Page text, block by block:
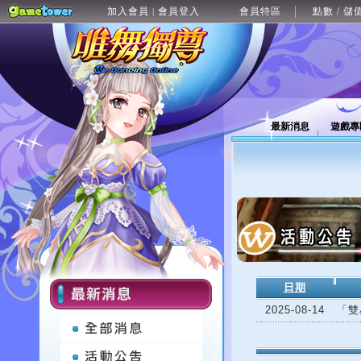
加入會員 | 會員登入 會員特區 點數 / 儲
最新消息 遊戲
日期
2025-08-14
「